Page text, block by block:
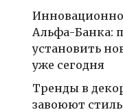
Альфа-Банка:
установить
уже сегодня
Тренды в
завоюют